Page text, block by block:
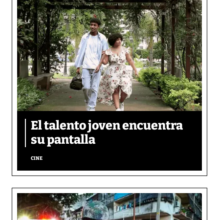
El talento joven encuentra
su pantalla​
CINE